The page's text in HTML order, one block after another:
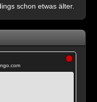
schon etwas älter.